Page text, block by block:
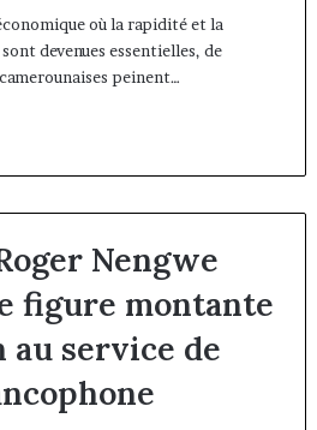
où la rapidité et la
devenues essentielles, de
peinent…
Nengwe
figure montante
au service de